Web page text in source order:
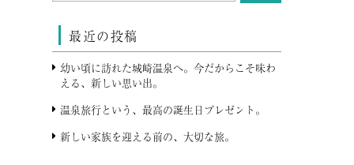
最近の投稿
幼い頃に訪れた城崎温泉へ。今だからこそ味わ
える、新しい思い出。
温泉旅行という、最高の誕生日プレゼント。
新しい家族を迎える前の、大切な旅。